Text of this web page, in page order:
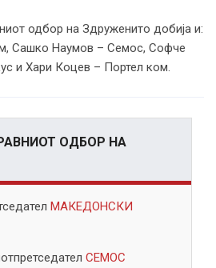
одбор на Здруженито добија и:
Сашко Наумов – Семос, Софче
и Хари Коцев – Портел ком.
ОДБОР НА
МАКЕДОНСКИ
СЕМОС